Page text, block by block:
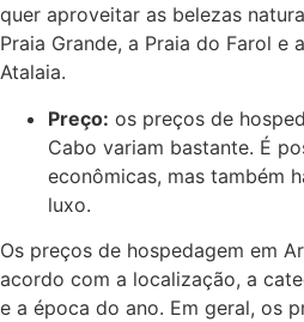
quer aproveitar as belezas
Praia Grande, a Praia do Farol e
Atalaia.
Preço: os preços de
Cabo variam bastante. É
econômicas, mas também
luxo.
Os preços de hospedagem em
acordo com a localização, a
e a época do ano. Em geral, os